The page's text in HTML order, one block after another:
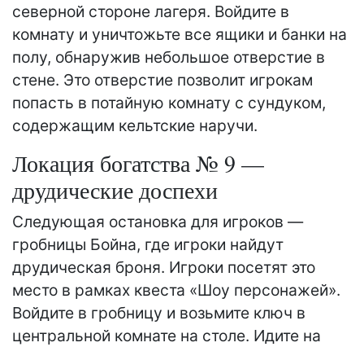
северной стороне лагеря. Войдите в
комнату и уничтожьте все ящики и банки на
полу, обнаружив небольшое отверстие в
стене. Это отверстие позволит игрокам
попасть в потайную комнату с сундуком,
содержащим кельтские наручи.
Локация богатства № 9 —
друдические доспехи
Следующая остановка для игроков —
гробницы Бойна, где игроки найдут
друдическая броня. Игроки посетят это
место в рамках квеста «Шоу персонажей».
Войдите в гробницу и возьмите ключ в
центральной комнате на столе. Идите на